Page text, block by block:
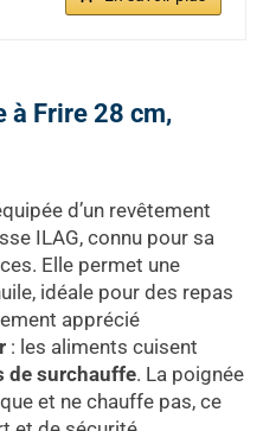
à Frire 28 cm,
d’un revêtement
ILAG, connu pour sa
Elle permet une
idéale pour des repas
apprécié
: les aliments cuisent
de surchauffe. La poignée
et ne chauffe pas, ce